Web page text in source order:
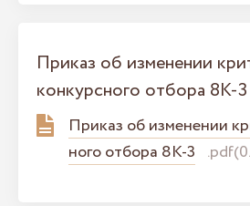
Приказ об изменении
конкурсного отбора 8К-3
Приказ об изменении
ного отбора 8К-3